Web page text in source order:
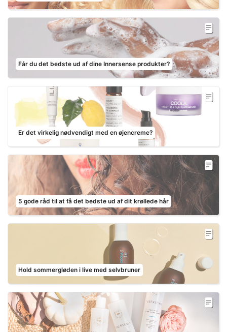
Får du det bedste ud af dine Innersense produkter?
Er det virkelig nødvendigt med en øjencreme?
5 gode råd til at få det bedste ud af dit krøllede hår
Hold sommergløden i live med selvbruner